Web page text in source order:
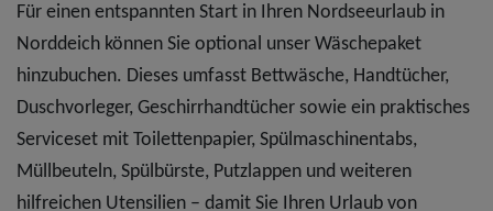
Für einen entspannten Start in Ihren Nordseeurlaub in
Norddeich können Sie optional unser Wäschepaket
hinzubuchen. Dieses umfasst Bettwäsche, Handtücher,
Duschvorleger, Geschirrhandtücher sowie ein praktisches
Serviceset mit Toilettenpapier, Spülmaschinentabs,
Müllbeuteln, Spülbürste, Putzlappen und weiteren
hilfreichen Utensilien – damit Sie Ihren Urlaub von